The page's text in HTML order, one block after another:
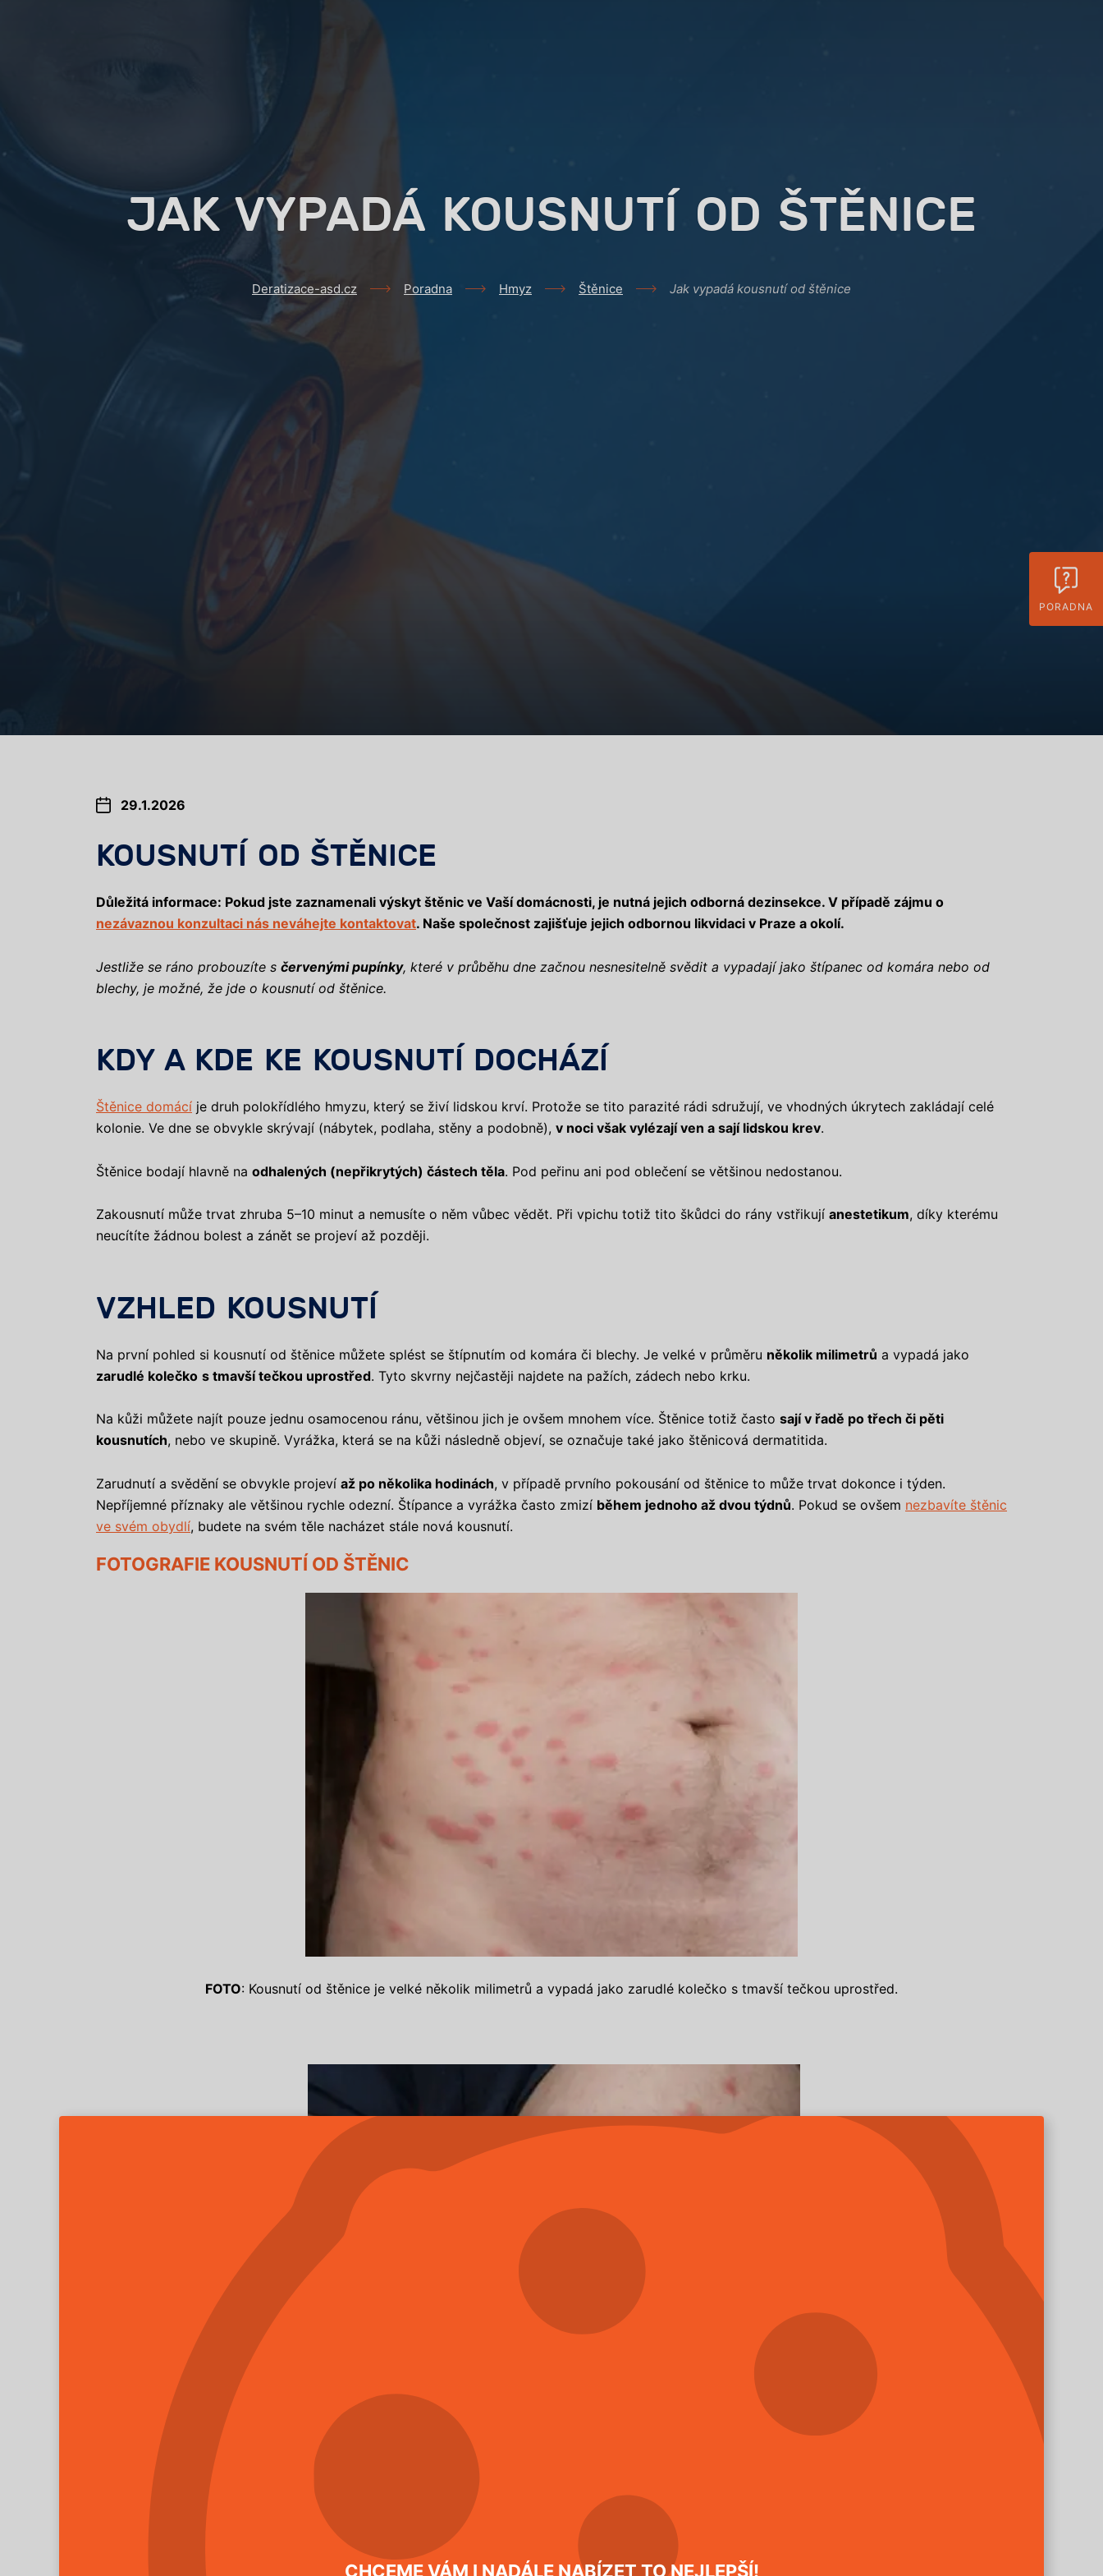
JAK VYPADÁ KOUSNUTÍ OD ŠTĚNICE
Deratizace-asd.cz Poradna Hmyz Štěnice Jak vypadá kousnutí od štěnice
29.1.2026
KOUSNUTÍ OD ŠTĚNICE
Důležitá informace: Pokud jste zaznamenali výskyt štěnic ve Vaší domácnosti, je nutná jejich odborná dezinsekce. V případě zájmu o
nezávaznou konzultaci nás neváhejte kontaktovat. Naše společnost zajišťuje jejich odbornou likvidaci v Praze a okolí.
Jestliže se ráno probouzíte s červenými pupínky, které v průběhu dne začnou nesnesitelně svědit a vypadají jako štípanec od komára nebo od
blechy, je možné, že jde o kousnutí od štěnice.
KDY A KDE KE KOUSNUTÍ DOCHÁZÍ
Štěnice domácí je druh polokřídlého hmyzu, který se živí lidskou krví. Protože se tito parazité rádi sdružují, ve vhodných úkrytech zakládají celé
kolonie. Ve dne se obvykle skrývají (nábytek, podlaha, stěny a podobně), v noci však vylézají ven a sají lidskou krev.
Štěnice bodají hlavně na odhalených (nepřikrytých) částech těla. Pod peřinu ani pod oblečení se většinou nedostanou.
Zakousnutí může trvat zhruba 5–10 minut a nemusíte o něm vůbec vědět. Při vpichu totiž tito škůdci do rány vstřikují anestetikum, díky kterému
neucítíte žádnou bolest a zánět se projeví až později.
VZHLED KOUSNUTÍ
Na první pohled si kousnutí od štěnice můžete splést se štípnutím od komára či blechy. Je velké v průměru několik milimetrů a vypadá jako
zarudlé kolečko s tmavší tečkou uprostřed. Tyto skvrny nejčastěji najdete na pažích, zádech nebo krku.
Na kůži můžete najít pouze jednu osamocenou ránu, většinou jich je ovšem mnohem více. Štěnice totiž často sají v řadě po třech či pěti
kousnutích, nebo ve skupině. Vyrážka, která se na kůži následně objeví, se označuje také jako štěnicová dermatitida.
Zarudnutí a svědění se obvykle projeví až po několika hodinách, v případě prvního pokousání od štěnice to může trvat dokonce i týden.
Nepříjemné příznaky ale většinou rychle odezní. Štípance a vyrážka často zmizí během jednoho až dvou týdnů. Pokud se ovšem nezbavíte štěnic
ve svém obydlí, budete na svém těle nacházet stále nová kousnutí.
FOTOGRAFIE KOUSNUTÍ OD ŠTĚNIC
FOTO: Kousnutí od štěnice je velké několik milimetrů a vypadá jako zarudlé kolečko s tmavší tečkou uprostřed.
FOTO : Na kůži se většinou objeví shluky několika kousnutí, štěnice totiž často sají v řadě nebo ve skupině.
PORADNA
CHCEME VÁM I NADÁLE NABÍZET TO NEJLEPŠÍ!